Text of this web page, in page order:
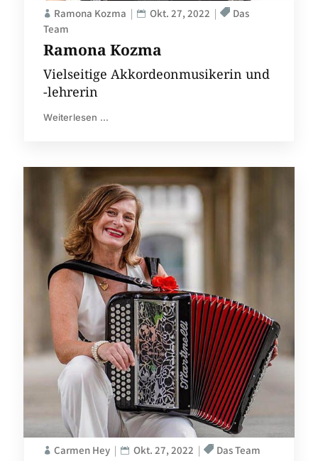
Ramona Kozma
Ramona Kozma Okt. 27, 2022
Das
Team
Vielseitige Akkordeonmusikerin und
-lehrerin
Weiterlesen ...
Carmen Hey Okt. 27, 2022 Das Team